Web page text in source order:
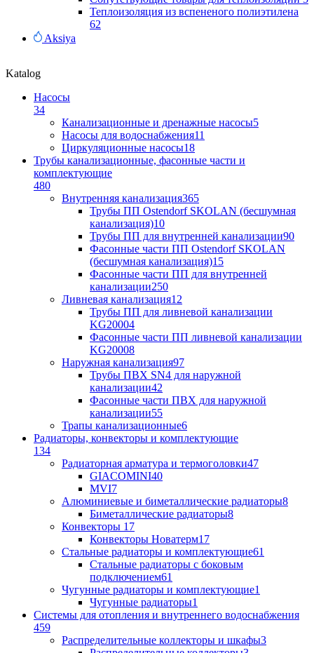
Теплоизоляция из вспененого полиэтилена
62
Aksiya
Katalog
Насосы
34
Канализационные и дренажные насосы5
Насосы для водоснабжения11
Циркуляционные насосы18
Трубы канализационные, фасонные части и
комплектующие
480
Внутренняя канализация365
Трубы ПП Ostendorf SKOLAN (бесшумная
канализация)10
Трубы ПП для внутренней канализации90
Фасонные части ПП Ostendorf SKOLAN
(бесшумная канализация)15
Фасонные части ПП для внутренней
канализации250
Ливневая канализация12
Трубы ПП для ливневой канализации
KG20004
Фасонные части ПП ливневой канализации
KG20008
Наружная канализация97
Трубы ПВХ SN4 для наружной
канализации42
Фасонные части ПВХ для наружной
канализации55
Трапы канализационные6
Радиаторы, конвекторы и комплектующие
134
Радиаторная арматура и термоголовки47
GIACOMINI40
MVI7
Алюминиевые и биметаллические радиаторы8
Биметаллические радиаторы8
Конвекторы 17
Конвекторы Новатерм17
Стальные радиаторы и комплектующие61
Стальные радиаторы с боковым
подключением61
Чугунные радиаторы и комплектующие1
Чугунные радиаторы1
Системы для отопления и внутреннего водоснабжения
459
Распределительные коллекторы и шкафы3